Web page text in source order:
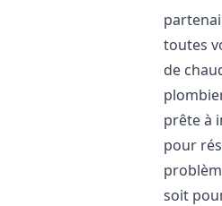
toutes
de
prête à
pour
soit